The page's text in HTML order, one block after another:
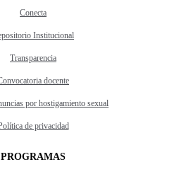
Conecta
Institucional
Transparencia
docente
por hostigamiento sexual
de privacidad
PROGRAMAS